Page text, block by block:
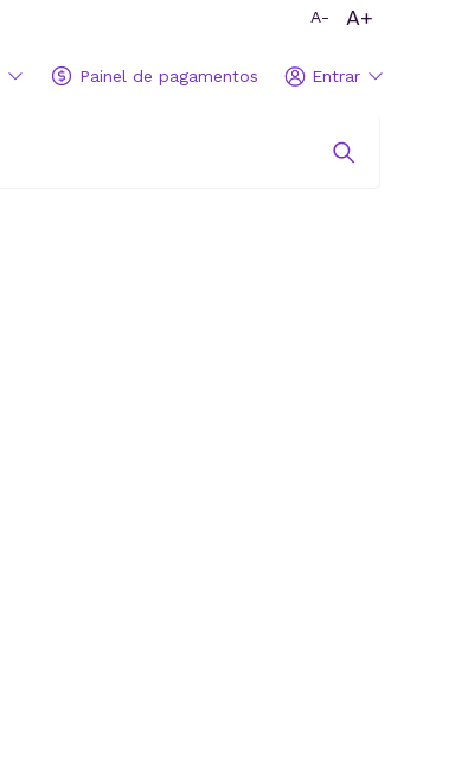
A- A+
Painel de pagamentos Entrar